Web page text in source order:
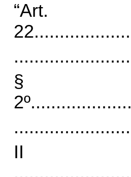
“Art.
22.
§
2º